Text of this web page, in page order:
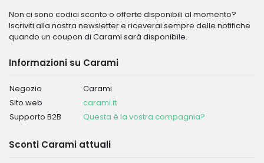
Non ci sono codici sconto o offerte disponibili al momento?
Iscriviti alla nostra newsletter e riceverai sempre delle notifiche
quando un coupon di Carami sarà disponibile.
Informazioni su Carami
Negozio
Carami
Sito web
carami.it
Supporto B2B
Questa è la vostra compagnia?
Sconti Carami attuali